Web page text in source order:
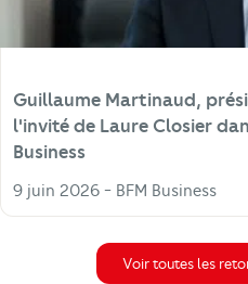
Guillaume Martinaud,
l'invité de Laure Closier
Business
9 juin 2026 - BFM Business
Voir toutes les